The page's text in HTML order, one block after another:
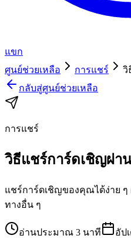
แขก
ศูนย์ช่วยเหลือ
การแชร์
วิ
กลับสู่ศูนย์ช่วยเหลือ
การแชร์
วิธีแชร์การ์ดเชิญผ่า
แชร์การ์ดเชิญของคุณได้ง่าย ๆ
ทางอื่น ๆ
อ่านประมาณ 3 นาที อัป